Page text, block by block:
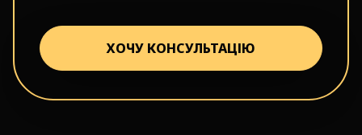
ХОЧУ КОНСУЛЬТАЦІЮ